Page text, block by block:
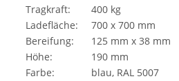
Tragkraft:
400 kg
Ladefläche:
700 x 700 mm
Bereifung:
125 mm x 38 mm
Höhe:
190 mm
Farbe:
blau, RAL 5007